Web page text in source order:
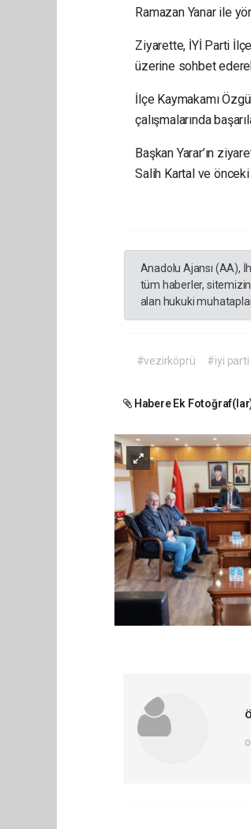
Ramazan Yanar ile
Ziyarette, İYİ Parti
üzerine sohbet
İlçe Kaymakamı
çalışmalarında
Başkan Yarar’ın
Salih Kartal ve
Anadolu Ajansı (AA),
tüm haberler,
alan hukuki
#vezirköprü #iyi parti
Habere Ek